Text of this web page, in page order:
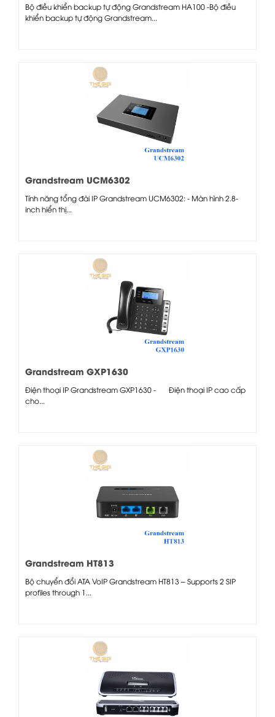
Bộ điều khiển backup tự động Grandstream HA100 -Bộ điều
khiển backup tự động Grandstream...
Grandstream UCM6302
Tính năng tổng đài IP Grandstream UCM6302: - Màn hình 2.8-
inch hiển thị...
Grandstream GXP1630
Điện thoại IP Grandstream GXP1630 - Điện thoại IP cao cấp
cho...
Grandstream HT813
Bộ chuyển đổi ATA VoIP Grandstream HT813 – Supports 2 SIP
profiles through 1...